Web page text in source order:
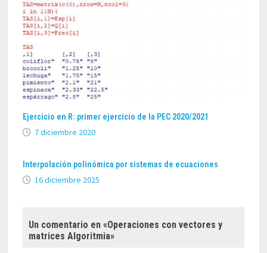
Ejercicio en R: primer ejercicio de la PEC 2020/2021
7 diciembre 2020
Interpolación polinómica por sistemas de ecuaciones
16 diciembre 2025
Un comentario en «Operaciones con vectores y
matrices Algoritmia»